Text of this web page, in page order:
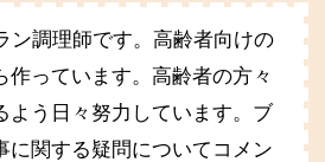
ン調理師です。高齢者向けの
作っています。高齢者の方々
よう日々努力しています。ブ
に関する疑問についてコメン